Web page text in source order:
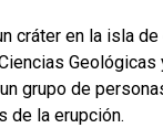
cráter en la isla
Geológicas
grupo de
de la erupción.